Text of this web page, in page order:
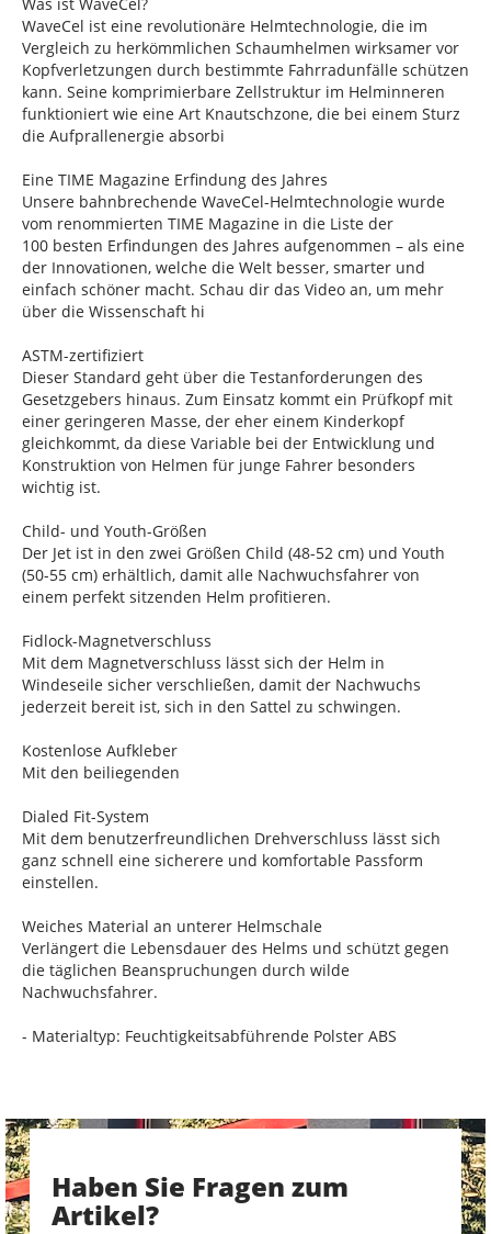
WaveCel ist eine revolutionäre Helmtechnologie, die im
Vergleich zu herkömmlichen Schaumhelmen wirksamer vor
Kopfverletzungen durch bestimmte Fahrradunfälle schützen
kann. Seine komprimierbare Zellstruktur im Helminneren
funktioniert wie eine Art Knautschzone, die bei einem Sturz
die Aufprallenergie absorbi
Eine TIME Magazine Erfindung des Jahres
Unsere bahnbrechende WaveCel-Helmtechnologie wurde
vom renommierten TIME Magazine in die Liste der
100 besten Erfindungen des Jahres aufgenommen – als eine
der Innovationen, welche die Welt besser, smarter und
einfach schöner macht. Schau dir das Video an, um mehr
über die Wissenschaft hi
ASTM-zertifiziert
Dieser Standard geht über die Testanforderungen des
Gesetzgebers hinaus. Zum Einsatz kommt ein Prüfkopf mit
einer geringeren Masse, der eher einem Kinderkopf
gleichkommt, da diese Variable bei der Entwicklung und
Konstruktion von Helmen für junge Fahrer besonders
wichtig ist.
Child- und Youth-Größen
Der Jet ist in den zwei Größen Child (48-52 cm) und Youth
(50-55 cm) erhältlich, damit alle Nachwuchsfahrer von
einem perfekt sitzenden Helm profitieren.
Fidlock-Magnetverschluss
Mit dem Magnetverschluss lässt sich der Helm in
Windeseile sicher verschließen, damit der Nachwuchs
jederzeit bereit ist, sich in den Sattel zu schwingen.
Kostenlose Aufkleber
Mit den beiliegenden
Dialed Fit-System
Mit dem benutzerfreundlichen Drehverschluss lässt sich
ganz schnell eine sicherere und komfortable Passform
einstellen.
Weiches Material an unterer Helmschale
Verlängert die Lebensdauer des Helms und schützt gegen
die täglichen Beanspruchungen durch wilde
Nachwuchsfahrer.
- Materialtyp: Feuchtigkeitsabführende Polster ABS
Haben Sie Fragen zum
Artikel?